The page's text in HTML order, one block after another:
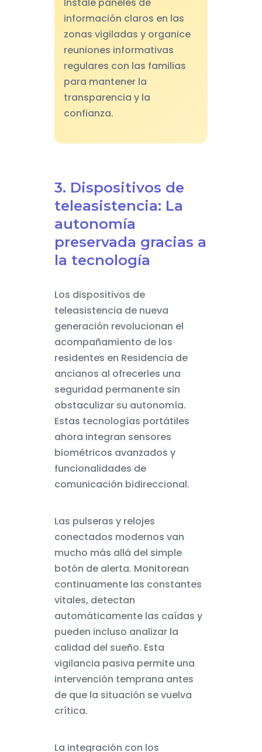
Instale paneles de
información claros en las
zonas vigiladas y organice
reuniones informativas
regulares con las familias
para mantener la
transparencia y la
confianza.
3. Dispositivos de
teleasistencia: La
autonomía
preservada gracias a
la tecnología
Los dispositivos de
teleasistencia de nueva
generación revolucionan el
acompañamiento de los
residentes en Residencia de
ancianos al ofrecerles una
seguridad permanente sin
obstaculizar su autonomía.
Estas tecnologías portátiles
ahora integran sensores
biométricos avanzados y
funcionalidades de
comunicación bidireccional.
Las pulseras y relojes
conectados modernos van
mucho más allá del simple
botón de alerta. Monitorean
continuamente las constantes
vitales, detectan
automáticamente las caídas y
pueden incluso analizar la
calidad del sueño. Esta
vigilancia pasiva permite una
intervención temprana antes
de que la situación se vuelva
crítica.
La integración con los